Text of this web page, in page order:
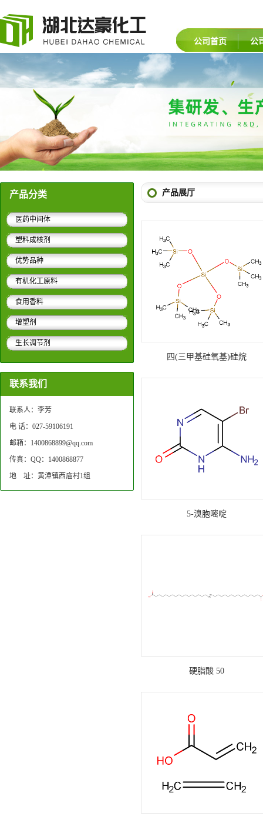
公司首页 公
产品分类
医药中间体
塑料成核剂
优势品种
有机化工原料
食用香料
增塑剂
生长调节剂
联系我们
联系人：李芳
电 话：027-59106191
邮箱：1400868899@qq.com
传真：QQ：1400868877
地 址：黄潭镇西庙村1组
产品展厅
四(三甲基硅氧基)硅烷
5-溴胞嘧啶
硬脂酸 50